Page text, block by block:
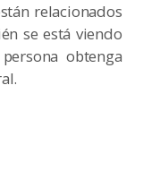
relacionados
se está viendo
obtenga